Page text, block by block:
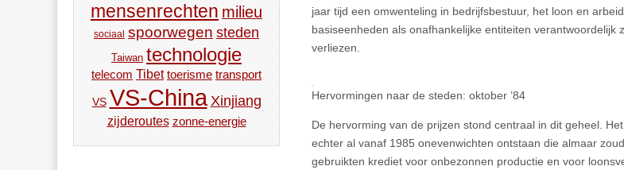
jaar tijd een omwenteling in bedrijfsbestuur, het loon en
basiseenheden als onafhankelijke entiteiten verantwoordelijk
verliezen.
Hervormingen naar de steden: oktober ’84
De hervorming van de prijzen stond centraal in dit geheel.
echter al vanaf 1985 onevenwichten ontstaan die almaar
gebruikten krediet voor onbezonnen productie en voor
mensenrechten milieu
sociaal spoorwegen steden
Taiwan technologie
telecom Tibet toerisme transport
VS VS-China Xinjiang
zijderoutes zonne-energie